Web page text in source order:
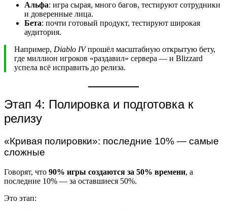
Альфа: игра сырая, много багов, тестируют сотрудники
и доверенные лица.
Бета: почти готовый продукт, тестируют широкая
аудитория.
Например, Diablo IVпрошёл масштабную открытую бету,
где миллион игроков «раздавил» сервера — и Blizzard
успела всё исправить до релиза.
Этап 4: Полировка и подготовка к
релизу
«Кривая полировки»: последние 10% — самые
сложные
Говорят, что 90% игры создаются за 50% времени, а
последние 10% — за оставшиеся 50%.
Это этап: